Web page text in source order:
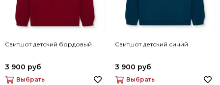
Свитшот детский бордовый
3 900 руб
Выбрать
Свитшот детский синий
3 900 руб
Выбрать